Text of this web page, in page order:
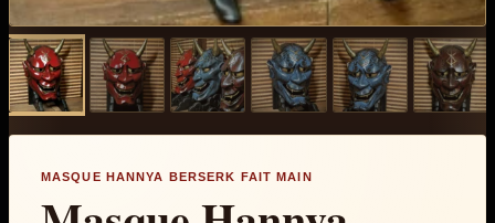
MASQUE HANNYA BERSERK FAIT MAIN